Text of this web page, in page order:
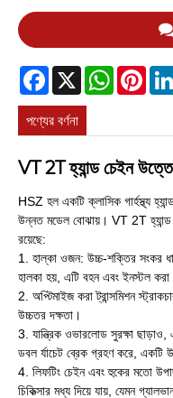
Facebook
X
পণ্যের বর্ণনা
VT 2T হ্যান্ড চেইন
HSZ হল একটি ক্লাসিক গার্হস্থ্য
উন্নত মডেল বোঝায়। VT 2T হ্যান্ড
রয়েছে:
1. হাল্কা ওজন: উচ্চ-শক্তির সংকর
হালকা হয়, এটি বহন এবং ইনস্টল
2. অপ্টিমাইজ করা ট্রান্সমিশন
উচ্চতর দক্ষতা।
3. যান্ত্রিক ওভারলোড সুরক্ষা
ডবল র্যাচেট ব্রেক গ্রহণ করে, একটি
4. লিফটিং চেইন এবং হুকের মতো
চিকিত্সার মধ্য দিয়ে যায়, যেমন